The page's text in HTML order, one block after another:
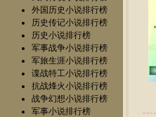
外国历史小说排行榜
历史传记小说排行榜
历史小说排行榜
军事战争小说排行榜
军旅生涯小说排行榜
谍战特工小说排行榜
抗战烽火小说排行榜
战争幻想小说排行榜
军事小说排行榜